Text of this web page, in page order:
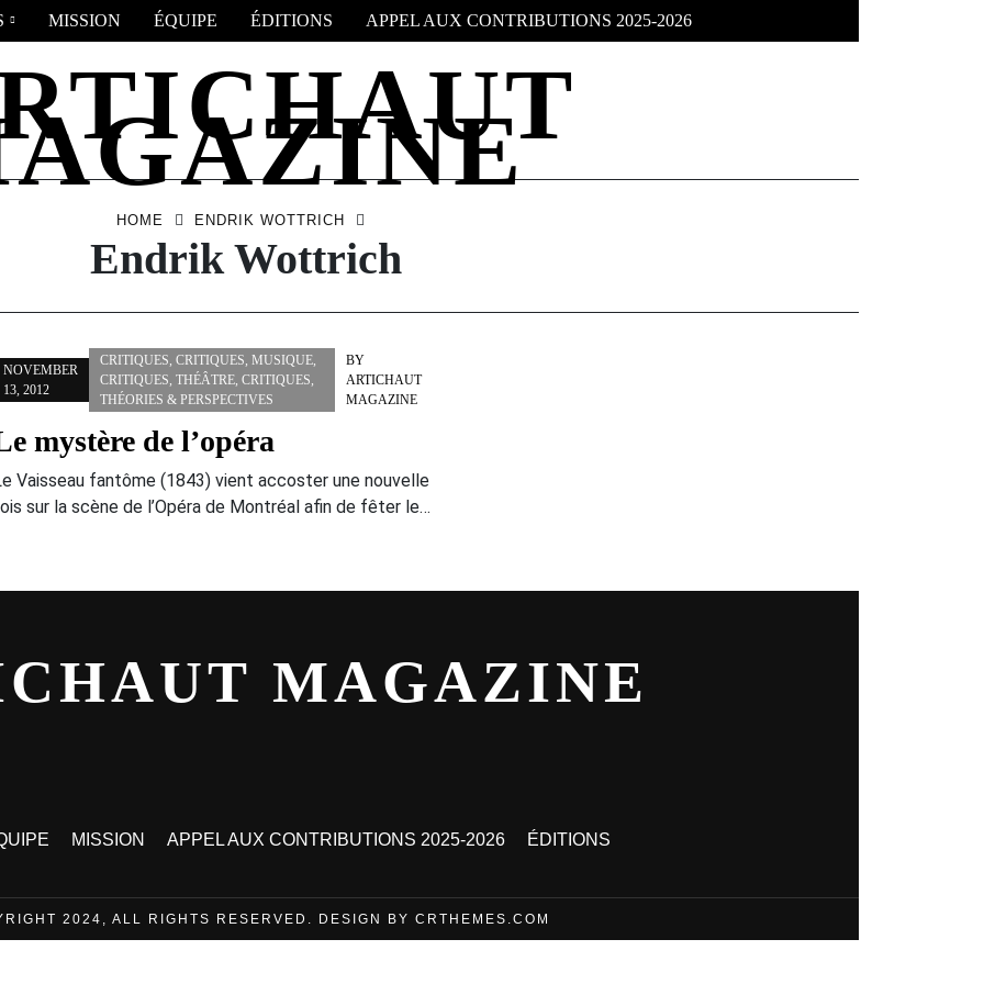
MISSION ÉQUIPE ÉDITIONS APPEL AUX CONTRIBUTIONS 2025-2026
HOME ENDRIK WOTTRICH
Endrik Wottrich
NOVEMBER
13, 2012
CRITIQUES,CRITIQUES,MUSIQUE,
CRITIQUES,THÉÂTRE,CRITIQUES,
THÉORIES & PERSPECTIVES
BY
ARTICHAUT
MAGAZINE
mystère de l’opéra
Vaisseau fantôme (1843) vient accoster une nouvelle
sur la scène de l’Opéra de Montréal afin de fêter le…
MAGAZINE
MISSION APPEL AUX CONTRIBUTIONS 2025-2026 ÉDITIONS
2024, ALL RIGHTS RESERVED. DESIGN BY CRTHEMES.COM